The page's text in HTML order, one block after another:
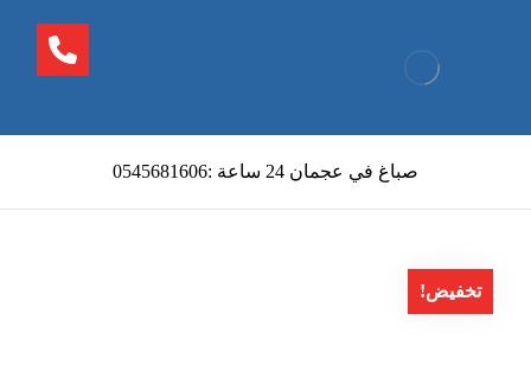
صباغ في عجمان 24 ساعة :0545681606
تخفيض!